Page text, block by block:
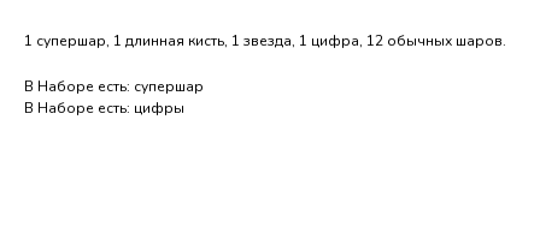
1 супершар, 1 длинная кисть, 1 звезда, 1 цифра, 12 обычных шаров.
В Наборе есть: супершар
В Наборе есть: цифры